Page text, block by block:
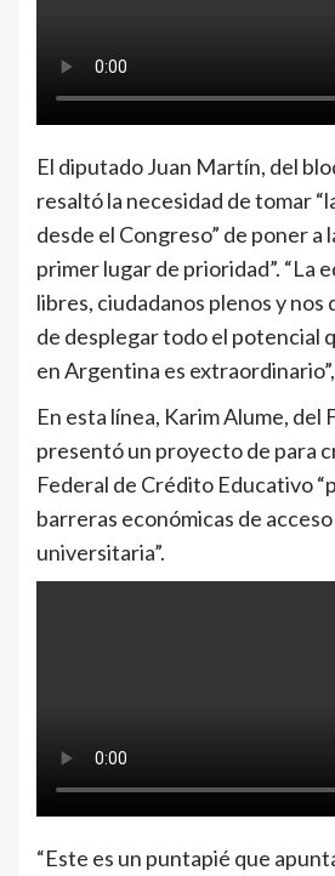
El diputado Juan Martín, del
resaltó la necesidad de tomar
desde el Congreso” de poner a
primer lugar de prioridad”. “La
libres, ciudadanos plenos y nos
de desplegar todo el potencial
en Argentina es
En esta línea, Karim Alume, del
presentó un proyecto de para
Federal de Crédito Educativo
barreras económicas de
universitaria”.
“Este es un puntapié que